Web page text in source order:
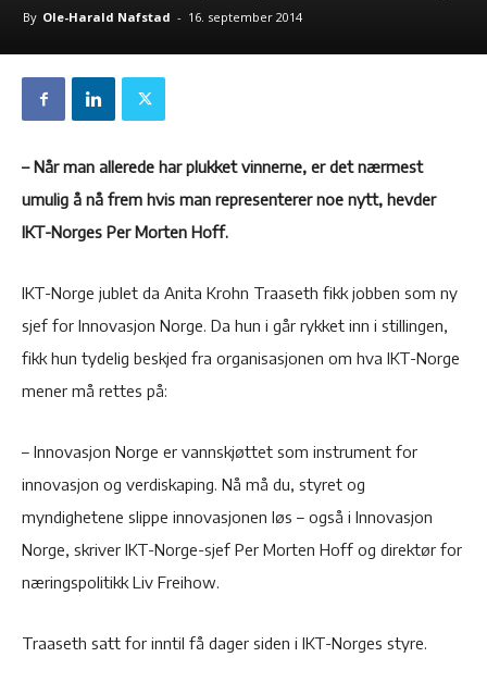
By Ole-Harald Nafstad - 16. september 2014
– Når man allerede har plukket vinnerne, er det nærmest
umulig å nå frem hvis man representerer noe nytt, hevder
IKT-Norges Per Morten Hoff.
IKT-Norge jublet da Anita Krohn Traaseth fikk jobben som ny
sjef for Innovasjon Norge. Da hun i går rykket inn i stillingen,
fikk hun tydelig beskjed fra organisasjonen om hva IKT-Norge
mener må rettes på:
– Innovasjon Norge er vannskjøttet som instrument for
innovasjon og verdiskaping. Nå må du, styret og
myndighetene slippe innovasjonen løs – også i Innovasjon
Norge, skriver IKT-Norge-sjef Per Morten Hoff og direktør for
næringspolitikk Liv Freihow.
Traaseth satt for inntil få dager siden i IKT-Norges styre.